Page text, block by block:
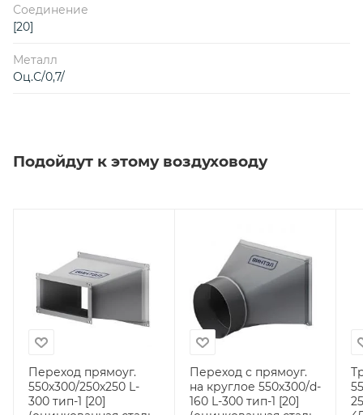
Соединение
[20]
Металл
Оц.С/0,7/
Подойдут к этому воздуховоду
Переход прямоуг.
550х300/250х250 L-
300 тип-1 [20]
Переход с прямоуг.
на круглое 550х300/d-
160 L-300 тип-1 [20]